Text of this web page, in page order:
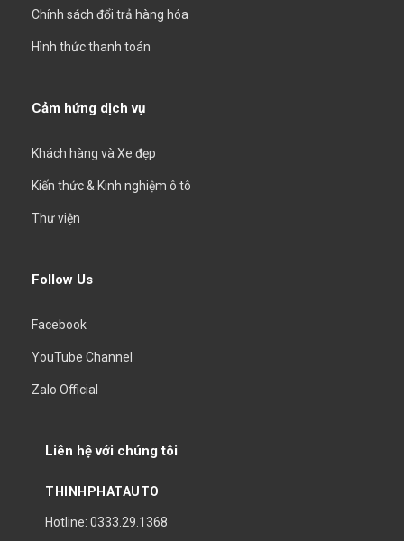
Chính sách đổi trả hàng hóa
Hình thức thanh toán
Cảm hứng dịch vụ
Khách hàng và Xe đẹp
Kiến thức & Kinh nghiệm ô tô
Thư viện
Follow Us
Facebook
YouTube Channel
Zalo Official
Liên hệ với chúng tôi
THINHPHATAUTO
Hotline: 0333.29.1368